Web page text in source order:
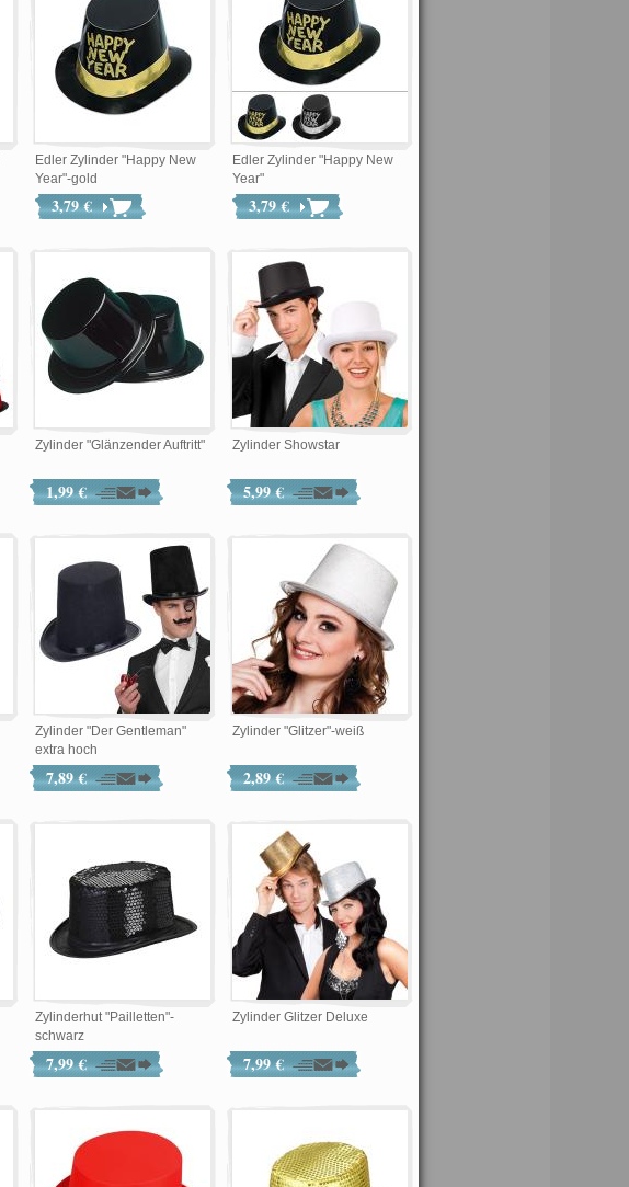
Edler Zylinder "Happy New
Year"-gold
3,79 €
Edler Zylinder "Happy New
Year"
3,79 €
Zylinder "Glänzender Auftritt"
1,99 €
Zylinder Showstar
5,99 €
Zylinder "Der Gentleman"
extra hoch
7,89 €
Zylinder "Glitzer"-weiß
2,89 €
Zylinderhut "Pailletten"-
schwarz
7,99 €
Zylinder Glitzer Deluxe
7,99 €